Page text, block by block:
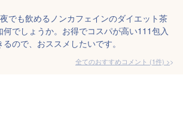
でも飲めるノンカフェインのダイエット茶
何でしょうか。お得でコスパが高い111包入
ので、おススメしたいです。
全てのおすすめコメント (1件) >